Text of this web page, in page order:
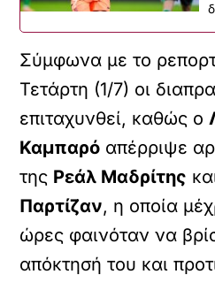
Σύμφωνα με το
Τετάρτη (1/7) οι
επιταχυνθεί, καθώς ο
Καμπαρό απέρριψε
της Ρεάλ Μαδρίτης
Παρτίζαν, η οποία
ώρες φαινόταν να
απόκτησή του και